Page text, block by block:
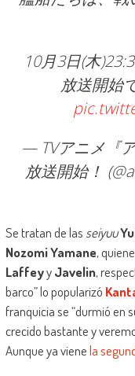
10月3日(木
放送開始
— TVアニメ『
放送開始！
Se tratan de las seiyuu
Nozomi Yamane,
LaffeyyJavelin,
barco” lo popularizó
franquicia se “durmió en
crecido bastante y
Aunque ya vienela